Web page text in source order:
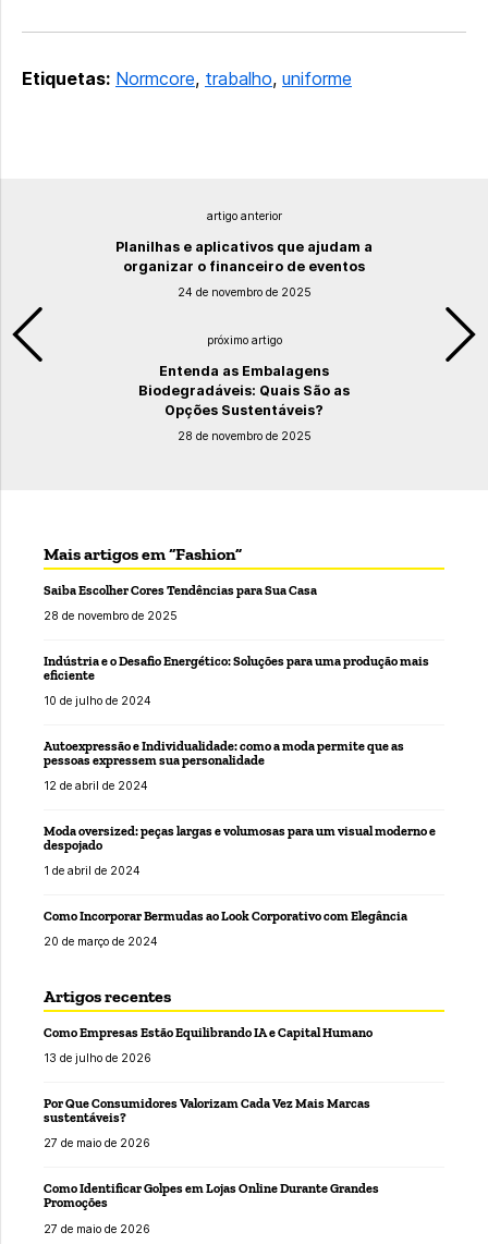
Etiquetas: Normcore, trabalho, uniforme
artigo anterior
Planilhas e aplicativos que ajudam a
organizar o financeiro de eventos
24 de novembro de 2025
próximo artigo
Entenda as Embalagens
Biodegradáveis: Quais São as
Opções Sustentáveis?
28 de novembro de 2025
Mais artigos em “Fashion”
Saiba Escolher Cores Tendências para Sua Casa
28 de novembro de 2025
Indústria e o Desafio Energético: Soluções para uma produção mais
eficiente
10 de julho de 2024
Autoexpressão e Individualidade: como a moda permite que as
pessoas expressem sua personalidade
12 de abril de 2024
Moda oversized: peças largas e volumosas para um visual moderno e
despojado
1 de abril de 2024
Como Incorporar Bermudas ao Look Corporativo com Elegância
20 de março de 2024
Artigos recentes
Como Empresas Estão Equilibrando IA e Capital Humano
13 de julho de 2026
Por Que Consumidores Valorizam Cada Vez Mais Marcas
sustentáveis?
27 de maio de 2026
Como Identificar Golpes em Lojas Online Durante Grandes
Promoções
27 de maio de 2026